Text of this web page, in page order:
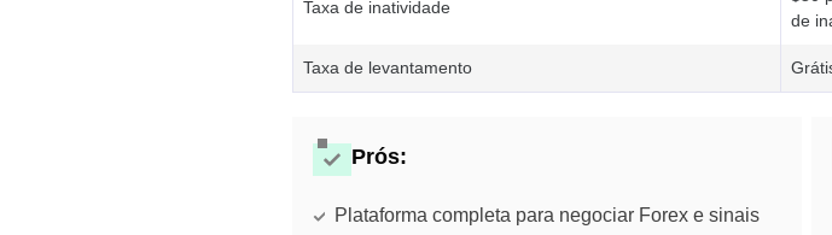
Taxa de inatividade
de
Taxa de levantamento
Prós:
Plataforma completa para negociar Forex e sinais